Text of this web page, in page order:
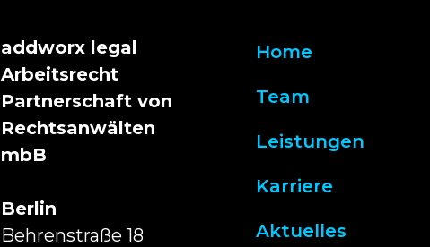
addworx legal
Arbeitsrecht
Partnerschaft von
Rechtsanwälten
mbB
Berlin
Behrenstraße 18
Home
Team
Leistungen
Karriere
Aktuelles